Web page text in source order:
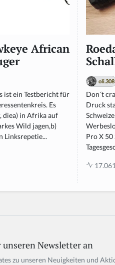
African
ist ein Testbericht für
Es
diea) in Afrika auf
Wild jagen,b)
Linksrepetie...
oli.308
Don´t
Druck
Pro X
17.061
Newsletter an
zu unseren Neuigkeiten und